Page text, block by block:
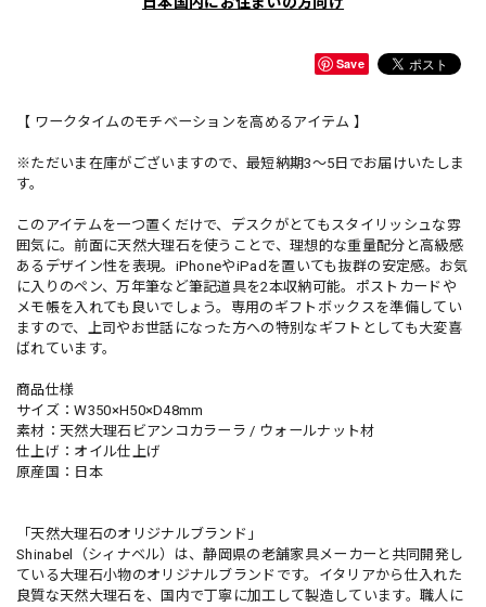
Save
【 ワークタイムのモチベーションを高めるアイテム 】
※ただいま在庫がございますので、最短納期3～5日でお届けいたしま
す。
このアイテムを一つ置くだけで、デスクがとてもスタイリッシュな雰
囲気に。前面に天然大理石を使うことで、理想的な重量配分と高級感
あるデザイン性を表現。iPhoneやiPadを置いても抜群の安定感。お気
に入りのペン、万年筆など筆記道具を2本収納可能。ポストカードや
メモ帳を入れても良いでしょう。専用のギフトボックスを準備してい
ますので、上司やお世話になった方への特別なギフトとしても大変喜
ばれています。
商品仕様
サイズ：W350×H50×D48mm
素材：天然大理石ビアンコカラーラ / ウォールナット材
仕上げ：オイル仕上げ
原産国：日本
「天然大理石のオリジナルブランド」
Shinabel（シィナベル）は、静岡県の老舗家具メーカーと共同開発し
ている大理石小物のオリジナルブランドです。イタリアから仕入れた
良質な天然大理石を、国内で丁寧に加工して製造しています。職人に